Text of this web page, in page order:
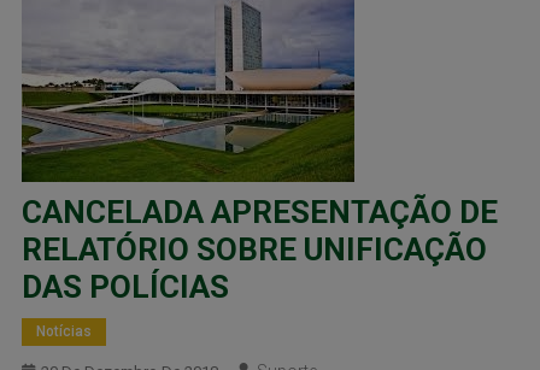
CANCELADA APRESENTAÇÃO DE
RELATÓRIO SOBRE UNIFICAÇÃO
DAS POLÍCIAS
Notícias